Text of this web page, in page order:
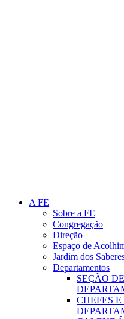
A FE
Sobre a FE
Congregação
Direção
Espaço de
Jardim dos
Departamentos
SEÇÃO
CHEFES